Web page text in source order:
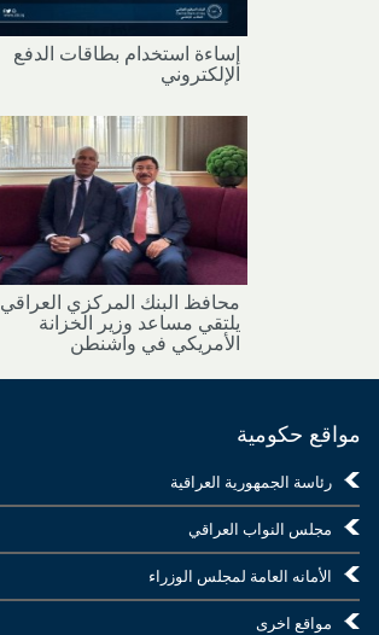
إساءة استخدام بطاقات الدفع
الإلكتروني
محافظ البنك المركزي العراقي
يلتقي مساعد وزير الخزانة
الأمريكي في واشنطن
مواقع حكومية
رئاسة الجمهورية العراقية
مجلس النواب العراقي
الأمانه العامة لمجلس الوزراء
مواقع اخرى